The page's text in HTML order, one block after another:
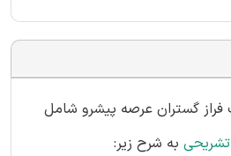
گستران عرصه پیشرو شامل
تشریحی به شرح زیر: